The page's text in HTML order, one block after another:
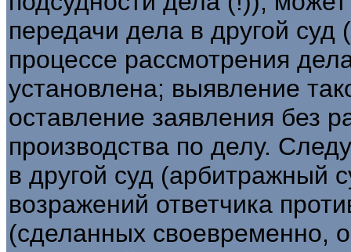
передачи дела в другой
процессе рассмотрения
установлена; выявление
оставление заявления без
производства по делу.
в другой суд (арбитражный
возражений ответчика
(сделанных своевременно,